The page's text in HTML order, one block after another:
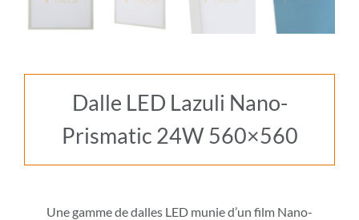
Dalle LED Lazuli Nano-
Prismatic 24W 560×560
Une gamme de dalles LED munie d’un film Nano-